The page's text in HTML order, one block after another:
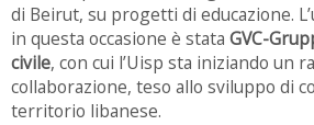
di Beirut, su progetti di educazione.
in questa occasione è stata GVC-
civile, con cui l’Uisp sta iniziando un
collaborazione, teso allo sviluppo di
territorio libanese.